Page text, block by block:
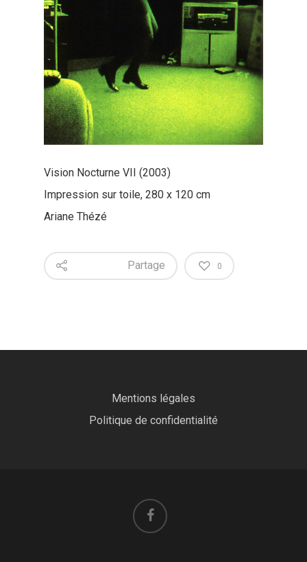
Vision Nocturne VII (2003)
Impression sur toile, 280 x 120 cm
Ariane Thézé
Partage 0
Mentions légales
Politique de confidentialité